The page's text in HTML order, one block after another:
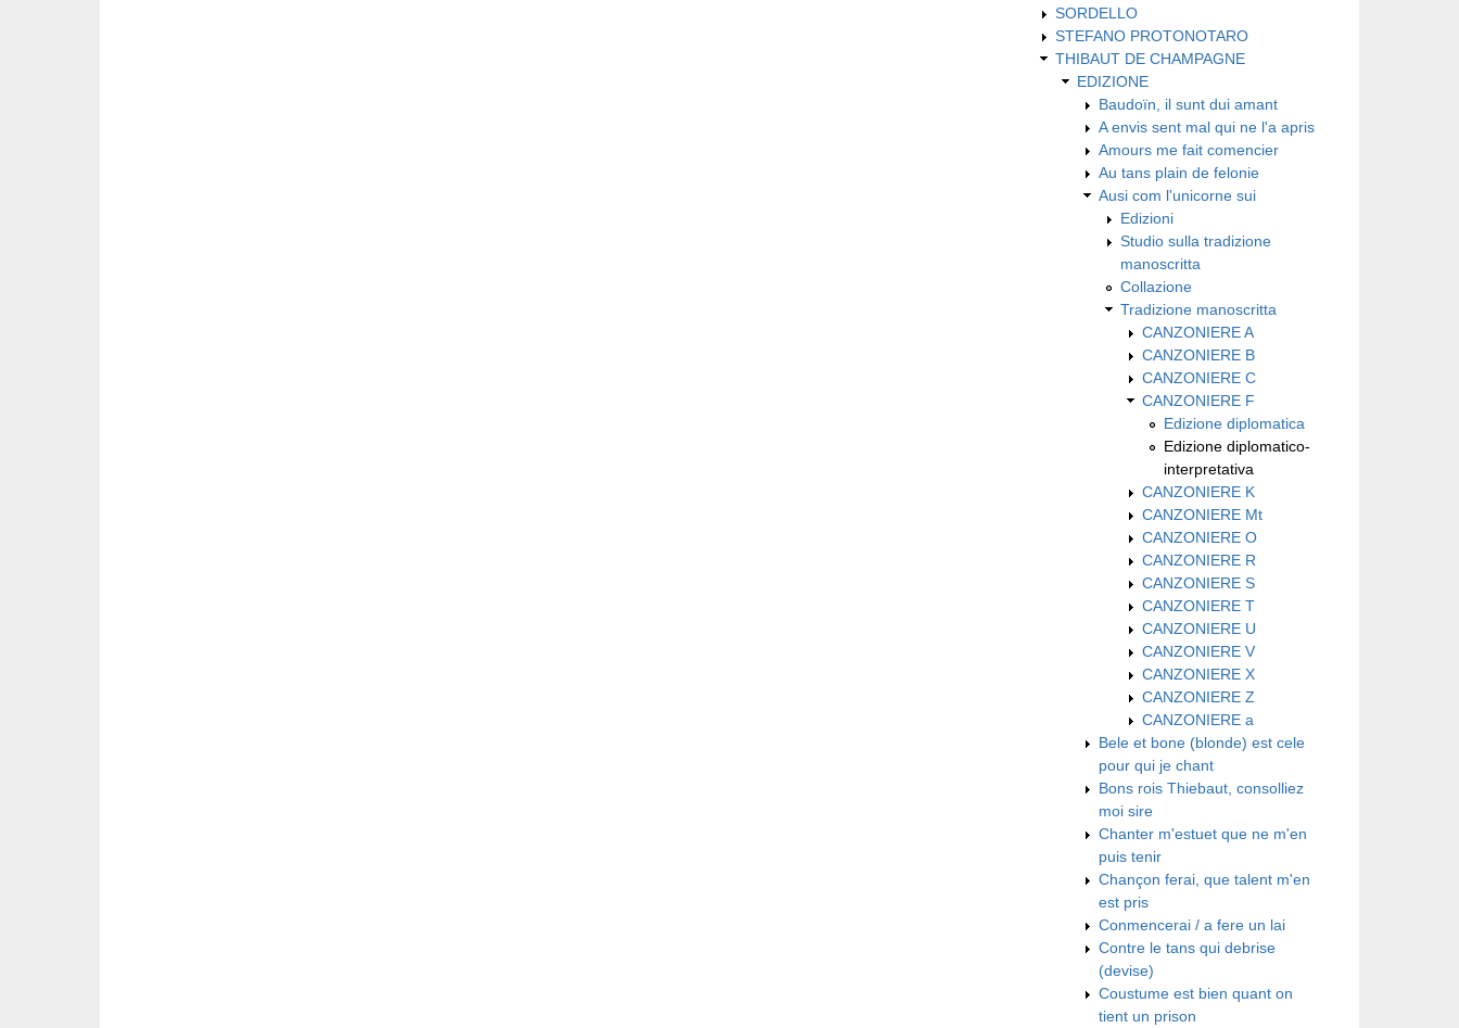
SORDELLO
STEFANO PROTONOTARO
THIBAUT DE CHAMPAGNE
EDIZIONE
Baudoïn, il sunt dui amant
A envis sent mal qui ne l'a apris
Amours me fait comencier
Au tans plain de felonie
Ausi com l'unicorne sui
Edizioni
Studio sulla tradizione
manoscritta
Collazione
Tradizione manoscritta
CANZONIERE A
CANZONIERE B
CANZONIERE C
CANZONIERE F
Edizione diplomatica
Edizione diplomatico-
interpretativa
CANZONIERE K
CANZONIERE Mt
CANZONIERE O
CANZONIERE R
CANZONIERE S
CANZONIERE T
CANZONIERE U
CANZONIERE V
CANZONIERE X
CANZONIERE Z
CANZONIERE a
Bele et bone (blonde) est cele
pour qui je chant
Bons rois Thiebaut, consolliez
moi sire
Chanter m'estuet que ne m'en
puis tenir
Chançon ferai, que talent m'en
est pris
Conmencerai / a fere un lai
Contre le tans qui debrise
(devise)
Coustume est bien quant on
tient un prison